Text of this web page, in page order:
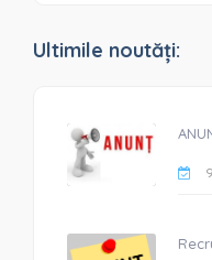
Ultimile noutăți: